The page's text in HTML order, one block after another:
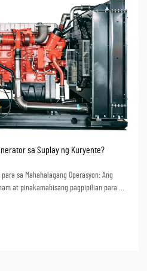
sa Suplay ng Kuryente?
sa Mahahalagang Operasyon: Ang
at pinakamabisang pagpipilian para sa